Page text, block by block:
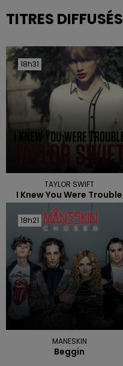
TITRES DIFFUSÉS
18h31
18h31
TAYLOR SWIFT
I Knew You Were Trouble
18h21
18h21
MANESKIN
Beggin